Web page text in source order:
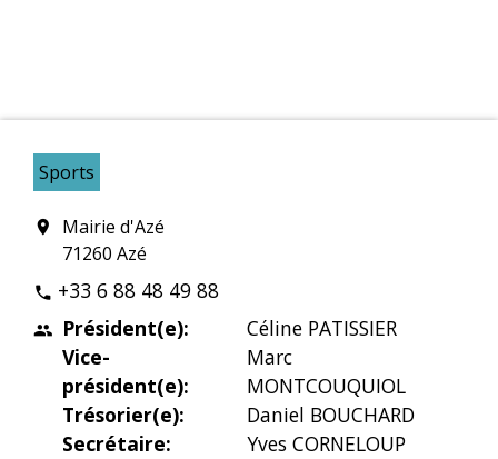
Sports
location_on
Mairie d'Azé
71260 Azé
phone +33 6 88 48 49 88
people
Président(e):
Vice-
président(e):
Trésorier(e):
Secrétaire:
Céline PATISSIER
Marc
MONTCOUQUIOL
Daniel BOUCHARD
Yves CORNELOUP